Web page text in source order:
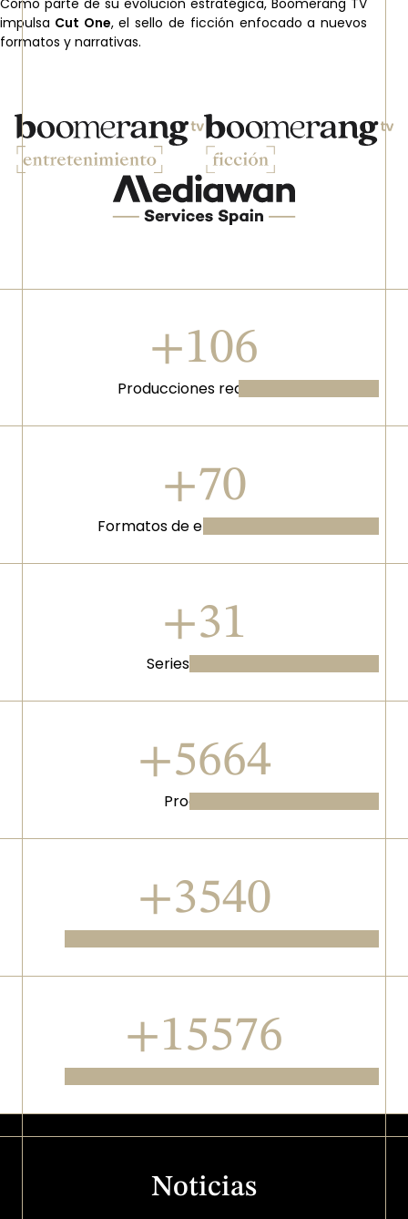
impulsa Cut One, el sello de ficción enfocado a nuevos
formatos y narrativas.
Imagen Imagen
Imagen
+136
Producciones realizadas
+90
Formatos de entretenimiento
+40
Series de ficción
+7264
Programas
+4540
+19976
Noticias